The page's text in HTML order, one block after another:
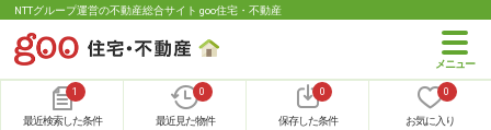
NTTグループ運営の不動産総合サイト goo住宅・不動産
1
最近検索した条件
0
最近見た物件
0
保存した条件
0
お気に入り